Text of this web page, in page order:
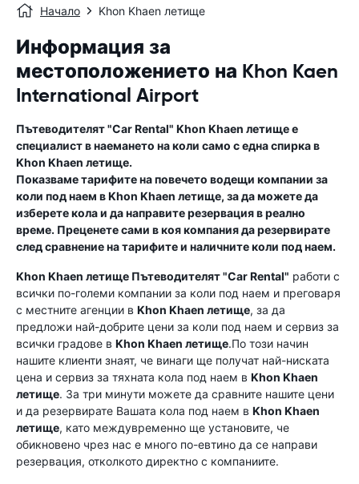
Начало Khon Khaen летище
Информация за
местоположението на Khon Kaen
International Airport
Пътеводителят "Car Rental" Khon Khaen летищее
специалист в наемането на коли само с една спирка в
Khon Khaen летище.
Показваме тарифите на повечето водещи компании за
коли под наем вKhon Khaen летище, за да можете да
изберете кола и да направите резервация в реално
време. Преценете сами в коя компания да резервирате
след сравнение на тарифите и наличните коли под наем.
Khon Khaen летище Пътеводителят "Car Rental" работи с
всички по-големи компании за коли под наем и преговаря
с местните агенции в Khon Khaen летище, за да
предложи най-добрите цени за коли под наем и сервиз за
всички градове в Khon Khaen летище.По този начин
нашите клиенти знаят, че винаги ще получат най-ниската
цена и сервиз за тяхната кола под наем в Khon Khaen
летище. За три минути можете да сравните нашите цени
и да резервирате Вашата кола под наем в Khon Khaen
летище, като междувременно ще установите, че
обикновено чрез нас е много по-евтино да се направи
резервация, отколкото директно с компаниите.